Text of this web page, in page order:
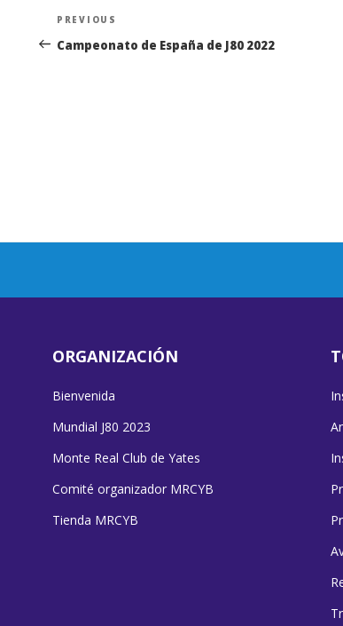
Navegación
de
Previous
Post
PREVIOUS
Campeonato de España de J80 2022
ORGANIZACIÓN
Bienvenida
Mundial J80 2023
Monte Real Club de Yates
Comité organizador MRCYB
Tienda MRCYB